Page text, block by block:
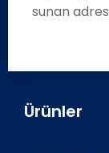
sunan
Ürünler